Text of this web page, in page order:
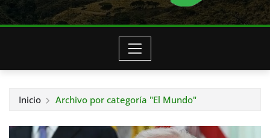
Inicio Archivo por categoría "El Mundo"